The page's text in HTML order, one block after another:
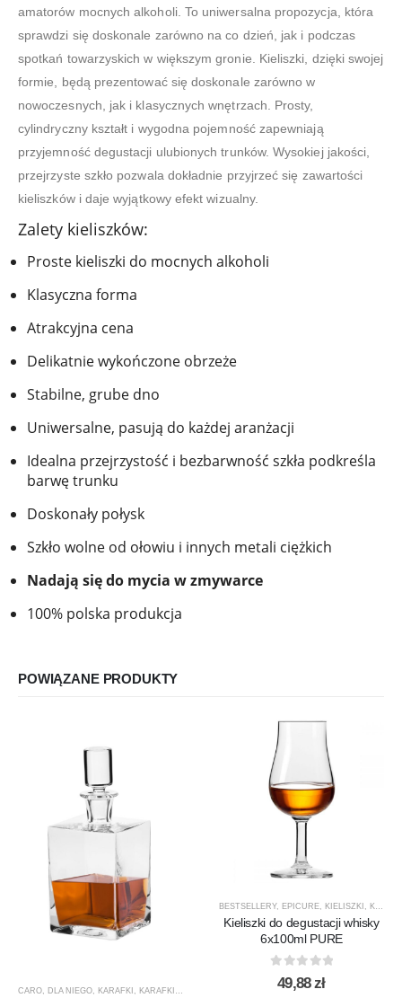
amatorów mocnych alkoholi. To uniwersalna propozycja, która
sprawdzi się doskonale zarówno na co dzień, jak i podczas
spotkań towarzyskich w większym gronie. Kieliszki, dzięki swojej
formie, będą prezentować się doskonale zarówno w
nowoczesnych, jak i klasycznych wnętrzach. Prosty,
cylindryczny kształt i wygodna pojemność zapewniają
przyjemność degustacji ulubionych trunków. Wysokiej jakości,
przejrzyste szkło pozwala dokładnie przyjrzeć się zawartości
kieliszków i daje wyjątkowy efekt wizualny.
Zalety kieliszków:
Proste kieliszki do mocnych alkoholi
Klasyczna forma
Atrakcyjna cena
Delikatnie wykończone obrzeże
Stabilne, grube dno
Uniwersalne, pasują do każdej aranżacji
Idealna przejrzystość i bezbarwność szkła podkreśla
barwę trunku
Doskonały połysk
Szkło wolne od ołowiu i innych metali ciężkich
Nadają się do mycia w zmywarce
100% polska produkcja
POWIĄZANE PRODUKTY
CARO DLA NIEGO KARAFKI KARAFKI DO WHISKY KROSNO GLASS ,PREZENTY
BESTSELLERY, EPICURE KIELISZKI KIELISZKI DO WHISKY
Kieliszki do degustacji whisky
6x100ml PURE
out of 5
49,88zł